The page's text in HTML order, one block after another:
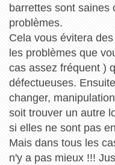
barrettes sont saines
problèmes.
Cela vous évitera
les problèmes que
cas assez fréquent )
défectueuses.
changer,
soit trouver un autre
si elles ne sont pas
Mais dans tous les
n'y a pas mieux !!!